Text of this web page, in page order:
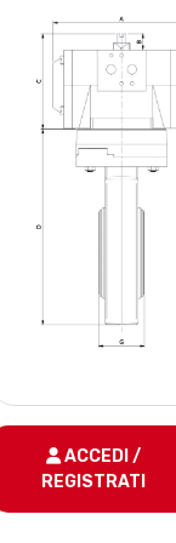
ACCEDI /
REGISTRATI